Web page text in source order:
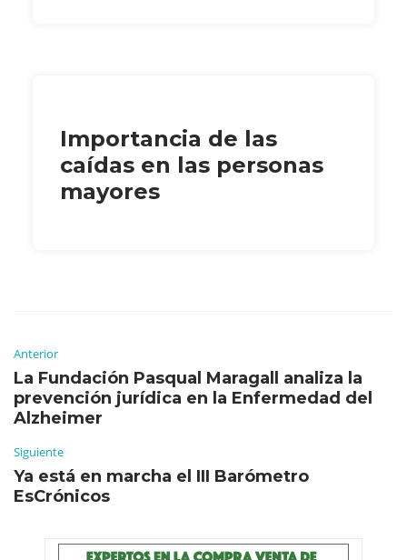
Importancia de las
caídas en las personas
mayores
Anterior
La Fundación Pasqual Maragall analiza la
prevención jurídica en la Enfermedad del
Alzheimer
Siguiente
Ya está en marcha el III Barómetro
EsCrónicos